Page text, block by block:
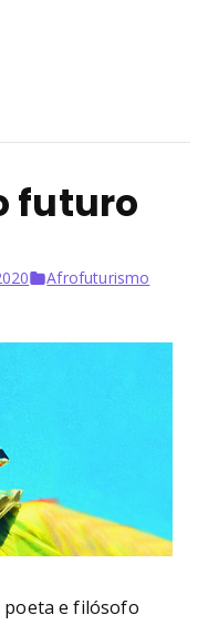
futuro
Afrofuturismo
poeta e filósofo